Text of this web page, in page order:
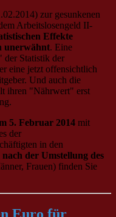
zur gesunkenen
Arbeitslosengeld II-
Effekte
unerwähnt. Eine
der Statistik der
eine jetzt offensichtlich
Und auch die
ihren "Nährwert" erst
5. Februar 2014 mit
der
in den
der Umstellung des
Frauen) finden Sie